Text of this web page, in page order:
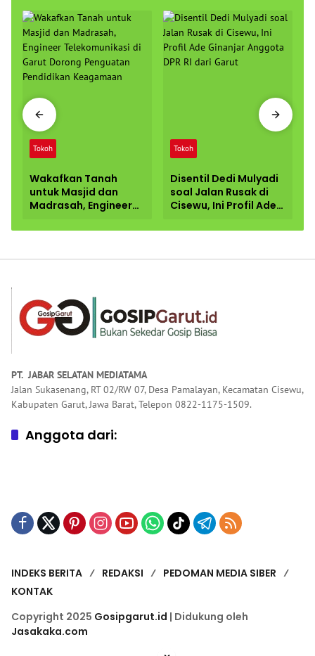
Tokoh
Wakafkan Tanah
untuk Masjid dan
Madrasah, Engineer
Garut Dorong
Pendidikan
Tokoh
Disentil Dedi Mulyadi
soal Jalan Rusak di
Cisewu, Ini Profil Ade
DPR RI dari Garut
PT. JABAR SELATAN MEDIATAMA
Jalan Sukasenang, RT 02/RW 07, Desa Pamalayan, Kecamatan Cisewu,
Kabupaten Garut, Jawa Barat, Telepon 0822-1175-1509.
Anggota dari:
INDEKS BERITA REDAKSI
PEDOMAN MEDIA SIBER
KONTAK
Copyright 2025 Gosipgarut.id | Didukung oleh
Jasakaka.com